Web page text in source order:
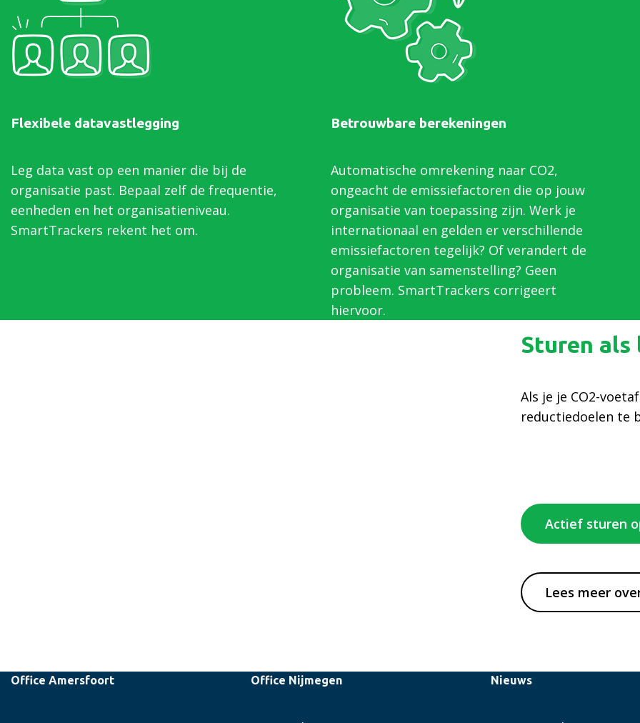
Flexibele datavastlegging
Leg data vast op een manier die bij de
organisatie past. Bepaal zelf de frequentie,
eenheden en het organisatieniveau.
SmartTrackers rekent het om.
Betrouwbare berekeningen
Automatische omrekening naar CO2,
ongeacht de emissiefactoren die op jouw
organisatie van toepassing zijn. Werk je
internationaal en gelden er verschillende
emissiefactoren tegelijk? Of verandert de
organisatie van samenstelling? Geen
probleem. SmartTrackers corrigeert
hiervoor.
Sturen als
Als je je CO2-
reductiedoelen te
Actief sturen
Lees meer
Office Amersfoort Office Nijmegen Nieuws